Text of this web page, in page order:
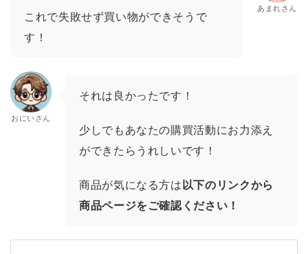
これで失敗せず買い物ができそうで
す！
あまれさん
おにいさん
それは良かったです！
少しでもあなたの購買活動にお力添え
ができたらうれしいです！
商品が気になる方は以下のリンクから
商品ページをご確認ください！